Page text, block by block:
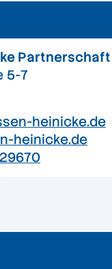
5-7
heinicke.de
heinicke.de